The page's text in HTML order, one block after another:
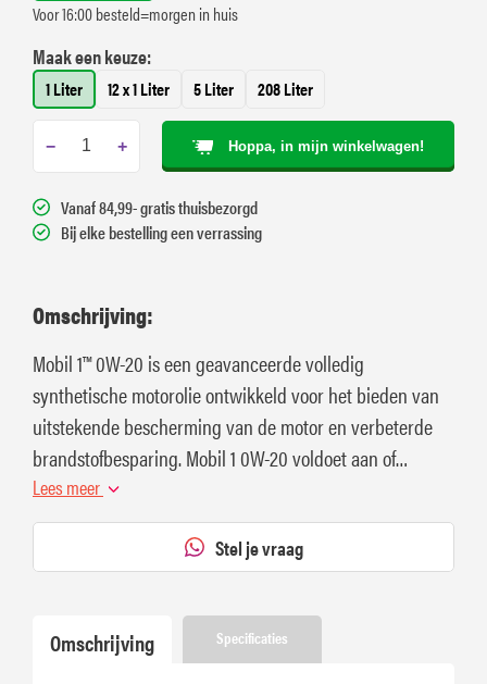
Voor 16:00 besteld=morgen in huis
Maak een keuze:
1 Liter 12 x 1 Liter 5 Liter 208 Liter
− + Hoppa, in mijn winkelwagen!
Vanaf 84,99- gratis thuisbezorgd
Bij elke bestelling een verrassing
Omschrijving:
Mobil 1™ 0W-20 is een geavanceerde volledig
synthetische motorolie ontwikkeld voor het bieden van
uitstekende bescherming van de motor en verbeterde
brandstofbesparing. Mobil 1 0W-20 voldoet aan of
overtreft de vereisten van verschillende
voertuigfabrikan
Lees meer
Stel je vraag
Omschrijving Specificaties